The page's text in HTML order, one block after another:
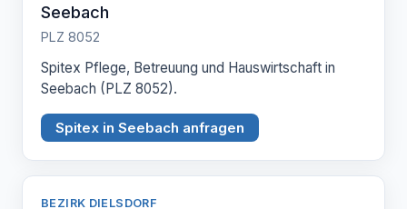
Seebach
PLZ 8052
Spitex Pflege, Betreuung und Hauswirtschaft in
Seebach (PLZ 8052).
Spitex in Seebach anfragen
BEZIRK DIELSDORF